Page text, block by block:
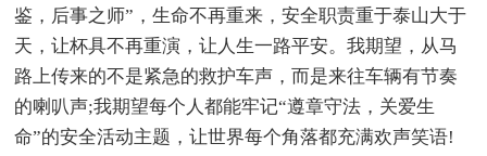
鉴，后事之师”，生命不再重来，安全职责重于泰山大于
天，让杯具不再重演，让人生一路平安。我期望，从马
路上传来的不是紧急的救护车声，而是来往车辆有节奏
的喇叭声;我期望每个人都能牢记“遵章守法，关爱生
命”的安全活动主题，让世界每个角落都充满欢声笑语!